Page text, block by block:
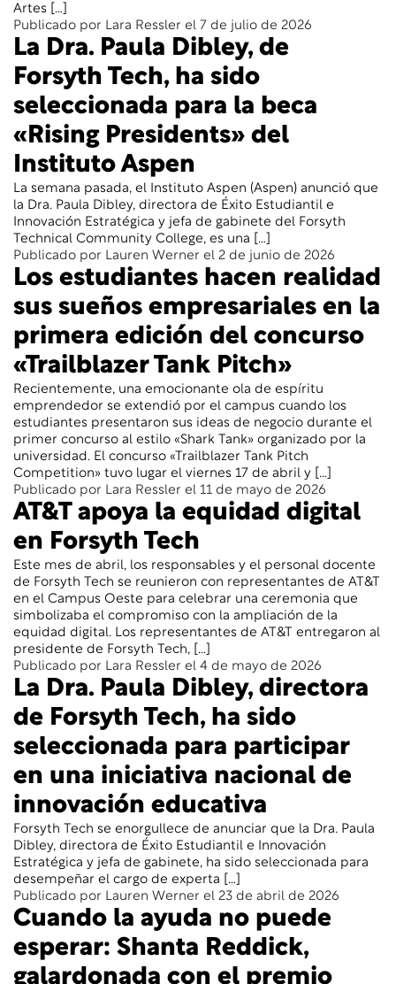
Artes […]
Publicado por Lara Ressler el 7 de julio de 2026
La Dra. Paula Dibley, de
Forsyth Tech, ha sido
seleccionada para la beca
«Rising Presidents» del
Instituto Aspen
La semana pasada, el Instituto Aspen (Aspen) anunció que
la Dra. Paula Dibley, directora de Éxito Estudiantil e
Innovación Estratégica y jefa de gabinete del Forsyth
Technical Community College, es una […]
Publicado por Lauren Werner el 2 de junio de 2026
Los estudiantes hacen realidad
sus sueños empresariales en la
primera edición del concurso
«Trailblazer Tank Pitch»
Recientemente, una emocionante ola de espíritu
emprendedor se extendió por el campus cuando los
estudiantes presentaron sus ideas de negocio durante el
primer concurso al estilo «Shark Tank» organizado por la
universidad. El concurso «Trailblazer Tank Pitch
Competition» tuvo lugar el viernes 17 de abril y […]
Publicado por Lara Ressler el 11 de mayo de 2026
AT&T apoya la equidad digital
en Forsyth Tech
Este mes de abril, los responsables y el personal docente
de Forsyth Tech se reunieron con representantes de AT&T
en el Campus Oeste para celebrar una ceremonia que
simbolizaba el compromiso con la ampliación de la
equidad digital. Los representantes de AT&T entregaron al
presidente de Forsyth Tech, […]
Publicado por Lara Ressler el 4 de mayo de 2026
La Dra. Paula Dibley, directora
de Forsyth Tech, ha sido
seleccionada para participar
en una iniciativa nacional de
innovación educativa
Forsyth Tech se enorgullece de anunciar que la Dra. Paula
Dibley, directora de Éxito Estudiantil e Innovación
Estratégica y jefa de gabinete, ha sido seleccionada para
desempeñar el cargo de experta […]
Publicado por Lauren Werner el 23 de abril de 2026
Cuando la ayuda no puede
esperar: Shanta Reddick,
galardonada con el premio